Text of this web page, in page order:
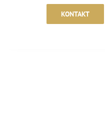
KONTAKT